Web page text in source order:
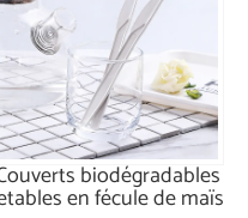
biodégradables
en fécule de maïs